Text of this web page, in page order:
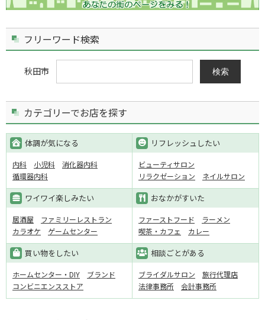
フリーワード検索
秋田市 検索
カテゴリーでお店を探す
体調が気になる
内科 小児科
消化器内科
循環器内科
リフレッシュしたい
ビューティサロン
リラクゼーション
ネイルサロン
ワイワイ楽しみたい
居酒屋
ファミリーレストラン
カラオケ
ゲームセンター
おなかがすいた
ファーストフード
ラーメン
喫茶・カフェ
カレー
買い物をしたい
ホームセンター・DIY
ブランド
コンビニエンスストア
相談ごとがある
ブライダルサロン
旅行代理店
法律事務所
会計事務所